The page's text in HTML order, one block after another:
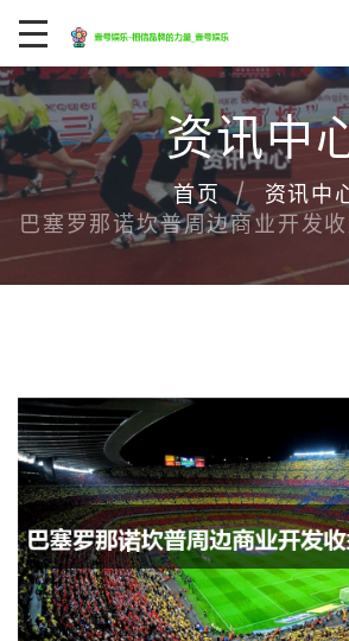
资讯中
首页
资讯中
巴塞罗那诺坎普周边商业开发